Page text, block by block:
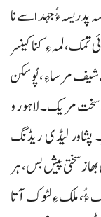
ءُُ جہد اسے نا
لمہ ءِ کنا کینسر
مرسا ءِ، پُوسکن
سخت مریک۔ لاہور و
جوڑ مسر۔ پشاور لیڈی ریڈنگ
سختی پیش بس، ہر
ءُُ، ملک ءِ لٹوک آتا